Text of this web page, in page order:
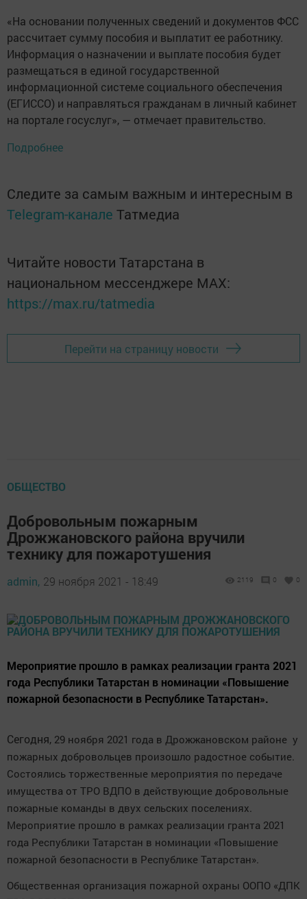
«На основании полученных сведений и документов ФСС
рассчитает сумму пособия и выплатит ее работнику.
Информация о назначении и выплате пособия будет
размещаться в единой государственной
информационной системе социального обеспечения
(ЕГИССО) и направляться гражданам в личный кабинет
на портале госуслуг», — отмечает правительство.
Подробнее
Следите за самым важным и интересным в
Telegram-канале Татмедиа
Читайте новости Татарстана в
национальном мессенджере MАХ:
https://max.ru/tatmedia
Перейти на страницу новости
ОБЩЕСТВО
Добровольным пожарным
Дрожжановского района вручили
технику для пожаротушения
admin, 29 ноября 2021 - 18:49 2119 0 0
Мероприятие прошло в рамках реализации гранта 2021
года Республики Татарстан в номинации «Повышение
пожарной безопасности в Республике Татарстан».
Сегодня, 29 ноября 2021 года в Дрожжановском районе у
пожарных добровольцев произошло радостное событие.
Состоялись торжественные мероприятия по передаче
имущества от ТРО ВДПО в действующие добровольные
пожарные команды в двух сельских поселениях.
Мероприятие прошло в рамках реализации гранта 2021
года Республики Татарстан в номинации «Повышение
пожарной безопасности в Республике Татарстан».
Общественная организация пожарной охраны ООПО «ДПК